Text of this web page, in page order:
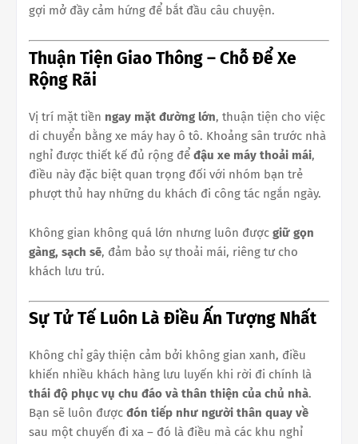
gợi mở đầy cảm hứng để bắt đầu câu chuyện.
Thuận Tiện Giao Thông – Chỗ Để Xe
Rộng Rãi
Vị trí mặt tiền ngay mặt đường lớn, thuận tiện cho việc
di chuyển bằng xe máy hay ô tô. Khoảng sân trước nhà
nghỉ được thiết kế đủ rộng để đậu xe máy thoải mái,
điều này đặc biệt quan trọng đối với nhóm bạn trẻ
phượt thủ hay những du khách đi công tác ngắn ngày.
Không gian không quá lớn nhưng luôn được giữ gọn
gàng, sạch sẽ, đảm bảo sự thoải mái, riêng tư cho
khách lưu trú.
Sự Tử Tế Luôn Là Điều Ấn Tượng Nhất
Không chỉ gây thiện cảm bởi không gian xanh, điều
khiến nhiều khách hàng lưu luyến khi rời đi chính là
thái độ phục vụ chu đáo và thân thiện của chủ nhà.
Bạn sẽ luôn được đón tiếp như người thân quay về
sau một chuyến đi xa – đó là điều mà các khu nghỉ